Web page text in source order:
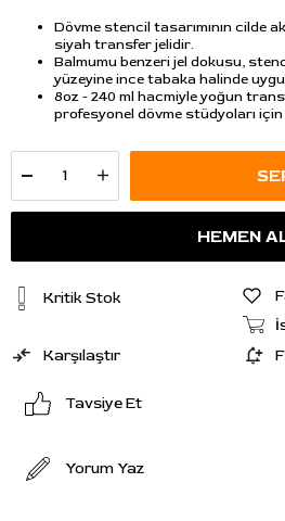
Dövme stencil tasarımının cilde
siyah transfer jelidir.
Balmumu benzeri jel dokusu,
yüzeyine ince tabaka halinde
8oz - 240 ml hacmiyle yoğun
profesyonel dövme stüdyoları
Kritik Stok
Karşılaştır
Tavsiye Et
Yorum Yaz